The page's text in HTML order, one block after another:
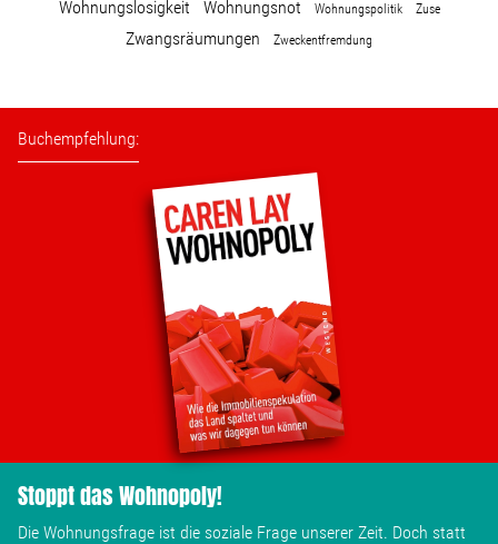
Wohnungslosigkeit Wohnungsnot Wohnungspolitik Zuse
Zwangsräumungen Zweckentfremdung
Buchempfehlung:
Stoppt das Wohnopoly!
Die Wohnungsfrage ist die soziale Frage unserer Zeit. Doch statt